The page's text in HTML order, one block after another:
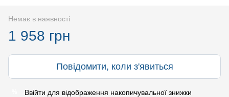
Немає в наявності
1 958 грн
Повідомити, коли з'явиться
Ввійти для відображення накопичувальної знижки